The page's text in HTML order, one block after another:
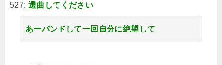
527: 選曲してください
あーバンドして一回自分に絶望して